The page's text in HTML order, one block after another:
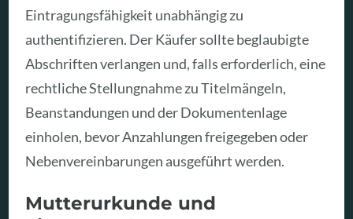
Eintragungsfähigkeit unabhängig zu
authentifizieren. Der Käufer sollte beglaubigte
Abschriften verlangen und, falls erforderlich, eine
rechtliche Stellungnahme zu Titelmängeln,
Beanstandungen und der Dokumentenlage
einholen, bevor Anzahlungen freigegeben oder
Nebenvereinbarungen ausgeführt werden.
Mutterurkunde und